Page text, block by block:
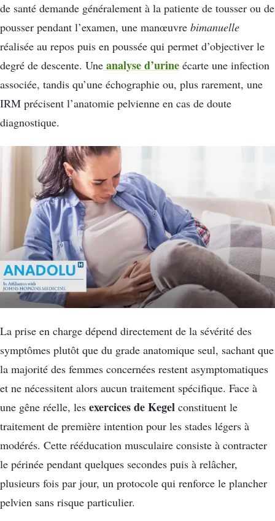
de santé demande généralement à la patiente de tousser ou de
pousser pendant l’examen, une manœuvre bimanuelle
réalisée au repos puis en poussée qui permet d’objectiver le
degré de descente. Une analyse d’urine écarte une infection
associée, tandis qu’une échographie ou, plus rarement, une
IRM précisent l’anatomie pelvienne en cas de doute
diagnostique.
La prise en charge dépend directement de la sévérité des
symptômes plutôt que du grade anatomique seul, sachant que
la majorité des femmes concernées restent asymptomatiques
et ne nécessitent alors aucun traitement spécifique. Face à
une gêne réelle, les exercices de Kegel constituent le
traitement de première intention pour les stades légers à
modérés. Cette rééducation musculaire consiste à contracter
le périnée pendant quelques secondes puis à relâcher,
plusieurs fois par jour, un protocole qui renforce le plancher
pelvien sans risque particulier.